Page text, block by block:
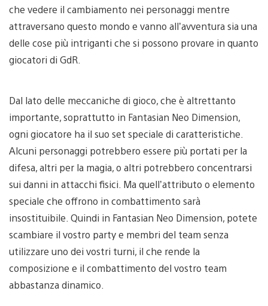
che vedere il cambiamento nei personaggi mentre
attraversano questo mondo e vanno all’avventura sia una
delle cose più intriganti che si possono provare in quanto
giocatori di GdR.
Dal lato delle meccaniche di gioco, che è altrettanto
importante, soprattutto in Fantasian Neo Dimension,
ogni giocatore ha il suo set speciale di caratteristiche.
Alcuni personaggi potrebbero essere più portati per la
difesa, altri per la magia, o altri potrebbero concentrarsi
sui danni in attacchi fisici. Ma quell’attributo o elemento
speciale che offrono in combattimento sarà
insostituibile. Quindi in Fantasian Neo Dimension, potete
scambiare il vostro party e membri del team senza
utilizzare uno dei vostri turni, il che rende la
composizione e il combattimento del vostro team
abbastanza dinamico.